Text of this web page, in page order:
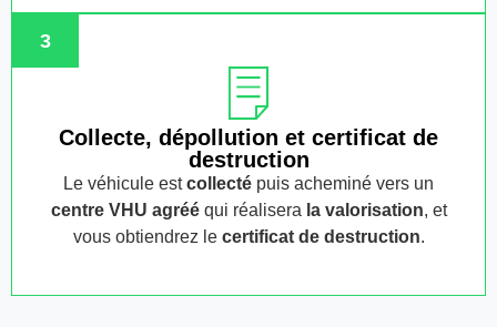
3
Collecte, dépollution et certificat de
destruction
Le véhicule estcollecté puis acheminé vers un
centre VHU agrééqui réalisera la valorisation, et
vous obtiendrez le certificat de destruction.